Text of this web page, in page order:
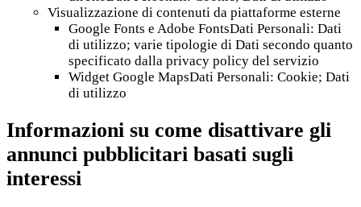
Visualizzazione di contenuti da piattaforme esterne
Google Fonts e Adobe FontsDati Personali: Dati
di utilizzo; varie tipologie di Dati secondo quanto
specificato dalla privacy policy del servizio
Widget Google MapsDati Personali: Cookie; Dati
di utilizzo
Informazioni su come disattivare gli
annunci pubblicitari basati sugli
interessi